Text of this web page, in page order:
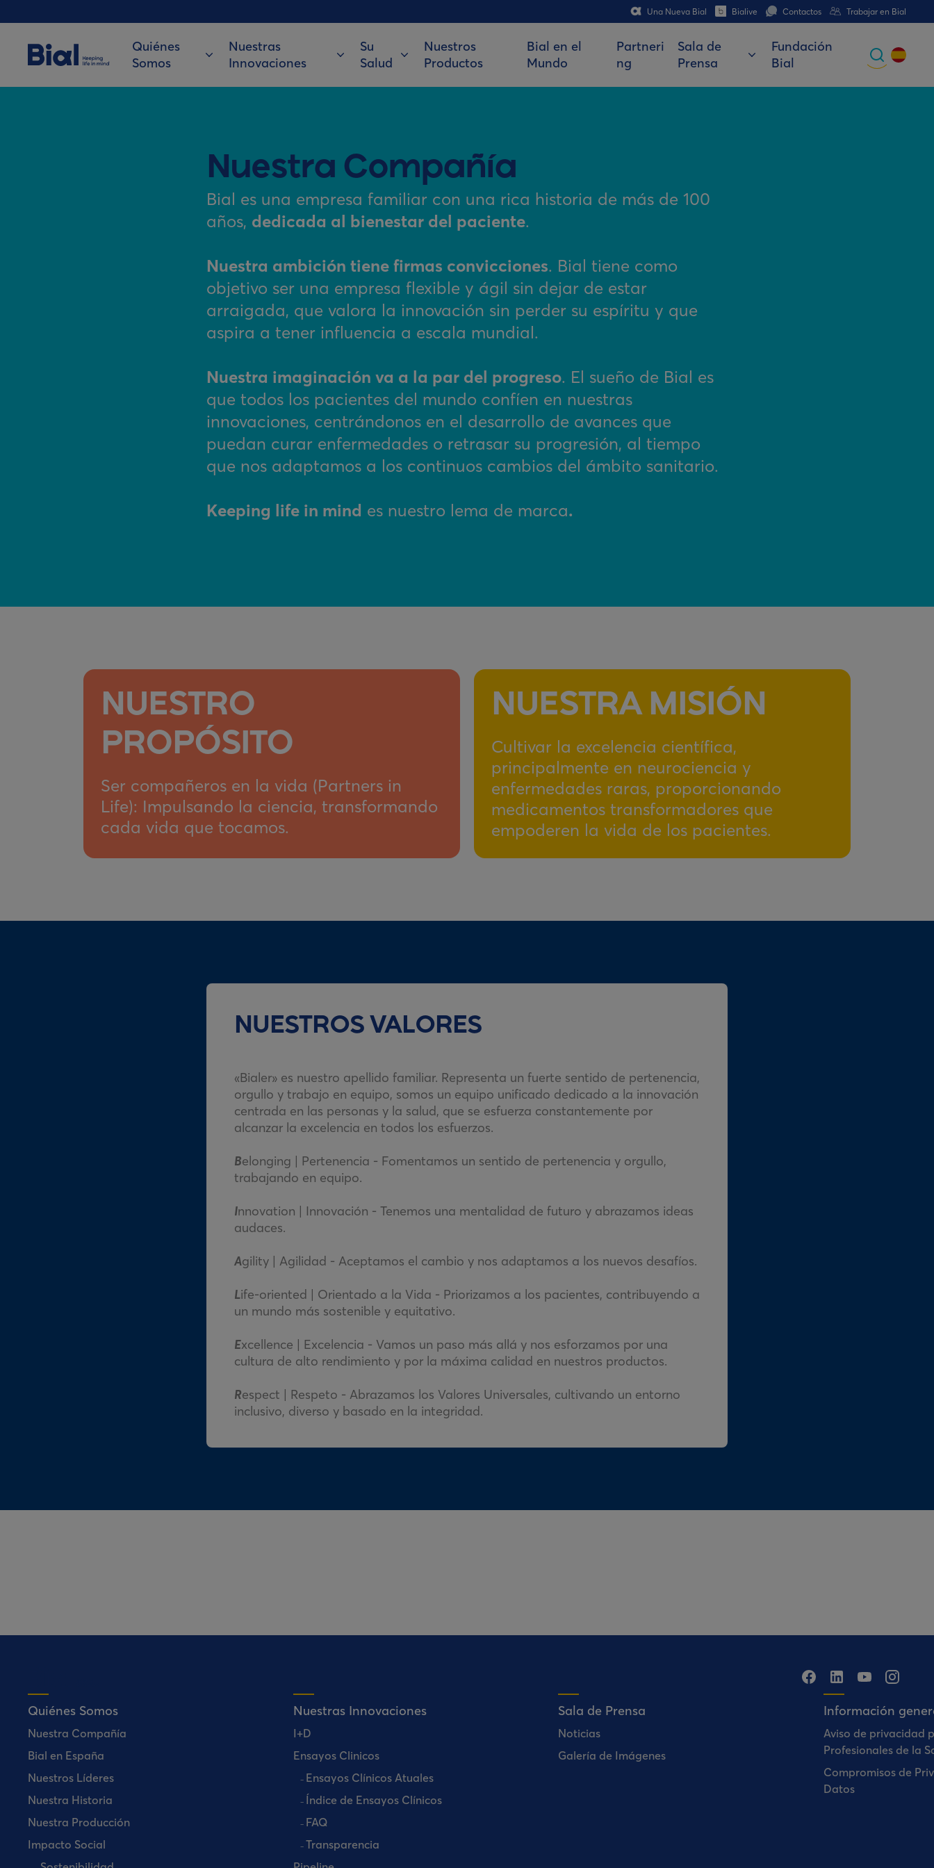
Una Nueva Bial Bialive Contactos Trabajar en Bial
Quiénes
Somos
Nuestras
Innovaciones
Su
Salud
Nuestros
Productos
Bial en el
Mundo
Partneri
ng
Sala de
Prensa
Fundación
Bial
Nuestra Compañía
Bial es una empresa familiar con una rica historia de más de 100
años, dedicada al bienestar del paciente.
Nuestra ambición tiene firmas convicciones. Bial tiene como
objetivo ser una empresa flexible y ágil sin dejar de estar
arraigada, que valora la innovación sin perder su espíritu y que
aspira a tener influencia a escala mundial.
Nuestra imaginación va a la par del progreso. El sueño de Bial es
que todos los pacientes del mundo confíen en nuestras
innovaciones, centrándonos en el desarrollo de avances que
puedan curar enfermedades o retrasar su progresión, al tiempo
que nos adaptamos a los continuos cambios del ámbito sanitario.
Keeping life in mind es nuestro lema de marca.
NUESTRO
PROPÓSITO
Ser compañeros en la vida (Partners in
Life): Impulsando la ciencia, transformando
cada vida que tocamos.
NUESTRA MISIÓN
Cultivar la excelencia científica,
principalmente en neurociencia y
enfermedades raras, proporcionando
medicamentos transformadores que
empoderen la vida de los pacientes.
NUESTROS VALORES
«Bialer» es nuestro apellido familiar. Representa un fuerte sentido de pertenencia,
orgullo y trabajo en equipo, somos un equipo unificado dedicado a la innovación
centrada en las personas y la salud, que se esfuerza constantemente por
alcanzar la excelencia en todos los esfuerzos.
Belonging | Pertenencia - Fomentamos un sentido de pertenencia y orgullo,
trabajando en equipo.
Innovation | Innovación - Tenemos una mentalidad de futuro y abrazamos ideas
audaces.
Agility | Agilidad - Aceptamos el cambio y nos adaptamos a los nuevos desafíos.
Life-oriented | Orientado a la Vida - Priorizamos a los pacientes, contribuyendo a
un mundo más sostenible y equitativo.
Excellence | Excelencia - Vamos un paso más allá y nos esforzamos por una
cultura de alto rendimiento y por la máxima calidad en nuestros productos.
Respect | Respeto - Abrazamos los Valores Universales, cultivando un entorno
inclusivo, diverso y basado en la integridad.
Quiénes Somos
Nuestra Compañía
Bial en España
Nuestros Líderes
Nuestra Historia
Nuestra Producción
Impacto Social
Nuestras Innovaciones
I+D
Ensayos Clinicos
Ensayos Clínicos Atuales
Índice de Ensayos Clínicos
FAQ
Transparencia
Sala de Prensa
Noticias
Galería de Imágenes
Información
Aviso de privacidad
Profesionales de la
Compromisos de
Datos